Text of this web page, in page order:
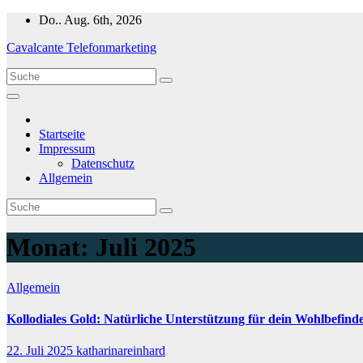
Zum
springen
Do.. Aug. 6th, 2026
Cavalcante Telefonmarketing
Startseite
Impressum
Datenschutz
Allgemein
Monat: Juli 2025
Allgemein
Kollodiales Gold: Natürliche Unterstützung für dein
22. Juli 2025 katharinareinhard